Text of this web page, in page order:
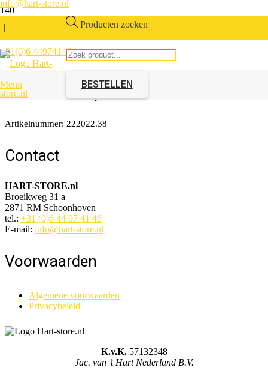
info@hart-store.nl
|
+31(0)6 44974146
Producten zoeken
BESTELLEN
Menu
Glijbeugel 19mm voor
douchekop
Artikelnummer: 222022.38
Contact
HART-STORE.nl
Broeikweg 31 a
2871 RM Schoonhoven
tel.: +31 (0)6 44 97 41 46
E-mail: info@hart-store.nl
Voorwaarden
Algemene voorwaarden
Privacybeleid
K.v.K.57132348
Jac. van ’t Hart Nederland B.V.